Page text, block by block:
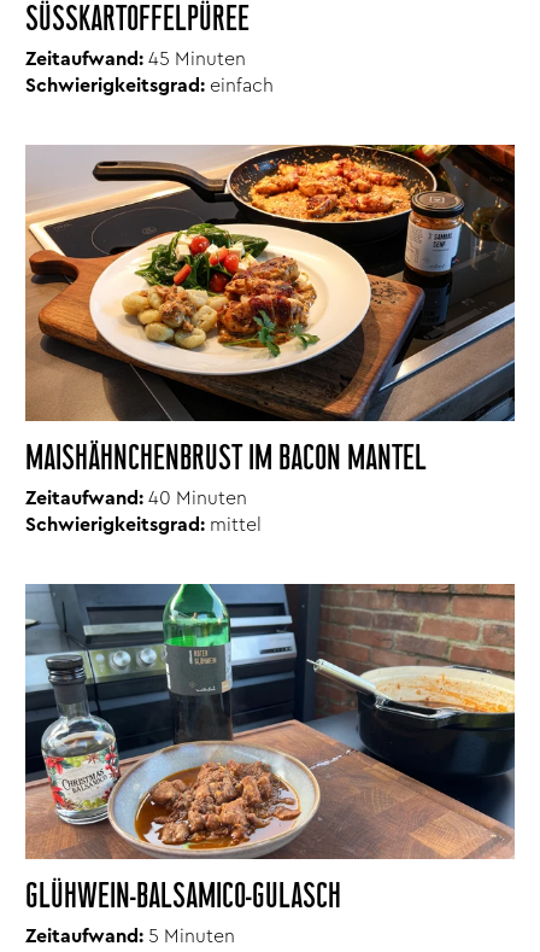
ÜSSKARTOFFELPÜREE
Zeitaufwand: 45 Minuten
Schwierigkeitsgrad: einfach
MAISHÄHNCHENBRUST IM BACON MANTEL
Zeitaufwand: 40 Minuten
Schwierigkeitsgrad: mittel
GLÜHWEIN-BALSAMICO-GULASCH
Zeitaufwand: 5 Minuten